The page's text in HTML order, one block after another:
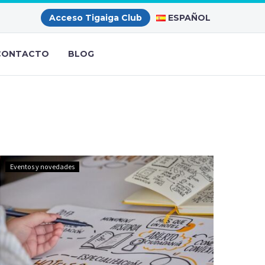
Acceso Tigaiga Club ESPAÑOL
BLOG
Nuestro
Hotel
Une
a
la
Red
Eventos y novedades